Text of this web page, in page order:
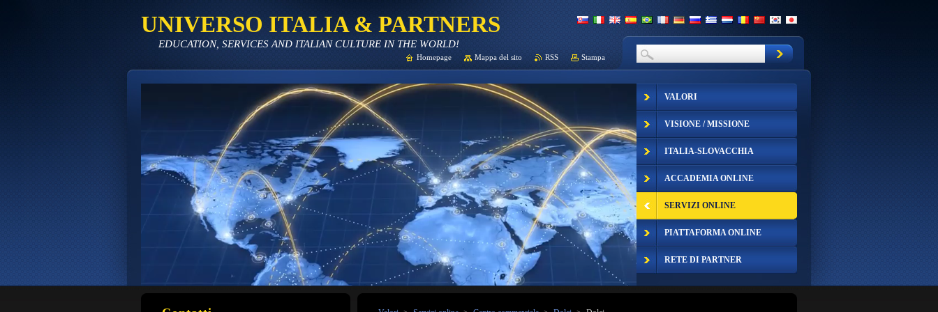
UNIVERSO ITALIA & PARTNERS
EDUCATION, SERVICES AND ITALIAN CULTURE IN THE WORLD!
VALORI
VISIONE / MISSIONE
ITALIA-SLOVACCHIA
ACCADEMIA ONLINE
SERVIZI ONLINE
PIATTAFORMA ONLINE
RETE DI PARTNER
Homepage Mappa del sito RSS Stampa